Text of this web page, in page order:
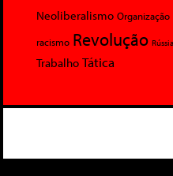
Neoliberalismo Organização
racismo Revolução Rússia
Trabalho Tática